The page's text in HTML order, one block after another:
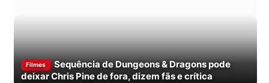
Filmes
Sequência de Dungeons & Dragons pode
deixar Chris Pine de fora, dizem fãs e crítica